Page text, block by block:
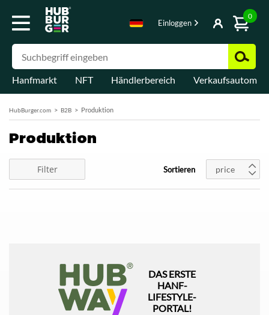
Einloggen
0
Hanfmarkt NFT Händlerbereich
HubBurger.com B2B Produktion
Produktion
Filter Sortieren price
DAS ERSTE
HANF-
LIFESTYLE-
PORTAL!